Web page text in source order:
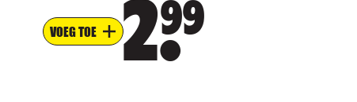
VOEG TOE 299